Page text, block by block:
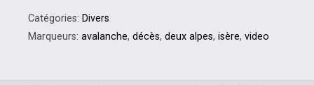
Catégories: Divers
Marqueurs: avalanche, décès, deux alpes, isère, video